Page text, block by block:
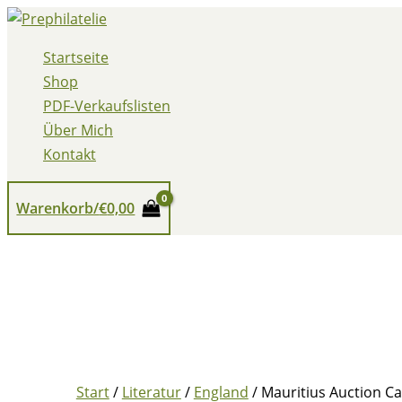
Zum
springenStartseite
Shop
PDF-Verkaufslisten
Über Mich
Kontakt
Warenkorb/€0,00
Start/ Literatur/ England / Mauritius Auction